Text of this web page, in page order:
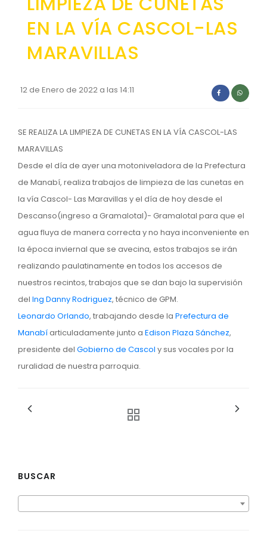
Convocatorias
GESTIÓN ADMINISTRATIVA
Plan de desarrollo y Ordenamiento Territorial -
PRESUPUESTO: EJECUCIÓN Y REPORTES
Cédulas presupuestarias y balances
Procesos de contratación
Ejecución Presupuestaria
Obras y proyectos
EN LA VÍA CASCOL-LAS
MARAVILLAS
12 de Enero de 2022 a las 14:11
SE REALIZA LA LIMPIEZA DE CUNETAS EN LA VÍA CASCOL-LAS
MARAVILLAS
Desde el día de ayer una motoniveladora de la Prefectura
de Manabí, realiza trabajos de limpieza de las cunetas en
la vía Cascol- Las Maravillas y el día de hoy desde el
Descanso(ingreso a Gramalotal)- Gramalotal para que el
agua fluya de manera correcta y no haya inconveniente en
la época inviernal que se avecina, estos trabajos se irán
realizando paulatinamente en todos los accesos de
nuestros recintos, trabajos que se dan bajo la supervisión
del Ing Danny Rodriguez, técnico de GPM.
Leonardo Orlando, trabajando desde la Prefectura de
Manabíarticuladamente junto a Edison Plaza Sánchez,
presidente del Gobierno de Cascol y sus vocales por la
ruralidad de nuestra parroquia.
BUSCAR